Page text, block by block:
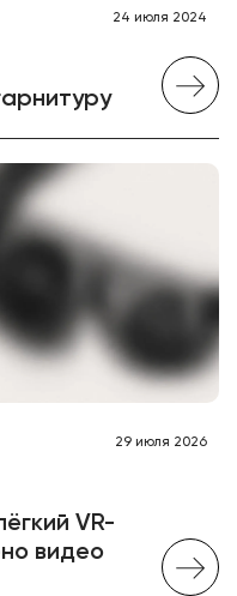
24 июля 2024
29 июля 2026
VR-
видео